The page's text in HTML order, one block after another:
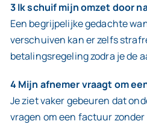
3 Ik schuif mijn omzet door
Een begrijpelijke gedachte
verschuiven kan er zelfs
betalingsregeling zodra je de
4 Mijn afnemer vraagt om
Je ziet vaker gebeuren dat
vragen om een factuur